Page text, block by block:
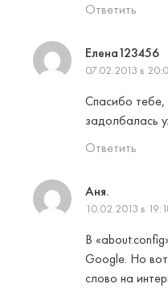
Ответить
Елена123456
07.02.2013 в
Спасибо
задолбалась
Ответить
Аня.
10.02.2013 в
В
Google. Но
слово на